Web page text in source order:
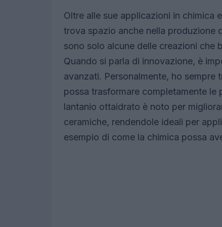
Oltre alle sue applicazioni in chimica
trova spazio anche nella produzione
sono solo alcune delle creazioni che
Quando si parla di innovazione, è
avanzati. Personalmente, ho
possa trasformare completamente
lantanio ottaidrato è noto per
ceramiche, rendendole ideali per
esempio di come la chimica possa